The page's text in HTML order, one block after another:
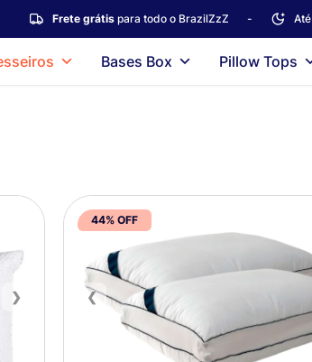
Frete grátispara todo o BrazilZzZ - Até
Bases Box Pillow Tops
❯
44% OFF
❮